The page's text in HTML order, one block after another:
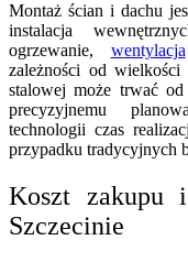
Montaż ścian i dachu
instalacja
ogrzewanie, wentylacja
zależności od
stalowej może trwać
precyzyjnemu
technologii czas
przypadku tradycyjnych
Koszt zakupu
Szczecinie